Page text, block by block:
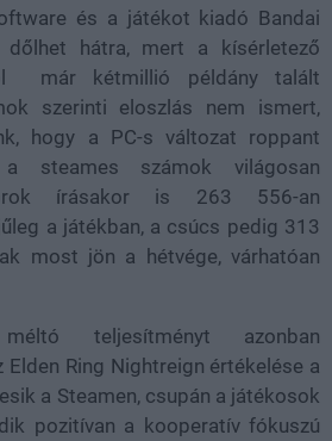
és a játékot kiadó Bandai
dőlhet hátra, mert a kísérletező
már kétmillió példány talált
szerinti eloszlás nem ismert,
hogy a PC-s változat roppant
steames számok világosan
írásakor is 263 556-an
a játékban, a csúcs pedig 313
most jön a hétvége, várhatóan
teljesítményt azonban
Elden Ring Nightreign értékelése a
a Steamen, csupán a játékosok
pozitívan a kooperatív fókuszú